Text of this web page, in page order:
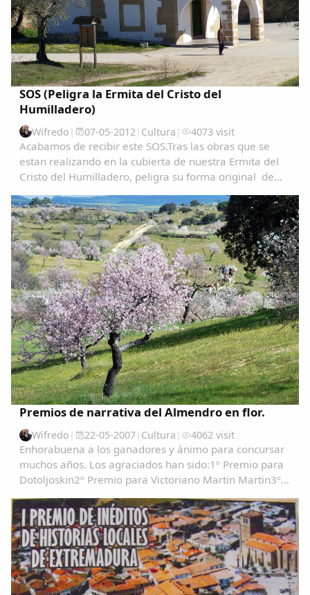
SOS (Peligra la Ermita del Cristo del
Humilladero)
Wifredo | 07-05-2012 | Cultura | 4073 visit
Acabamos de recibir este SOS.Tras las obras que se
estan realizando en la cubierta de nuestra Ermita del
Cristo del Humilladero, peligra su forma original de
interes, tanto Patrimonial como Espiritual...
Premios de narrativa del Almendro en flor.
Wifredo | 22-05-2007| Cultura | 4062 visit
Enhorabuena a los ganadores y ánimo para concursar
muchos años. Los agraciados han sido:1º Premio para
Dotoljoskin2º Premio para Victoriano Martin Martin3º
Clasificado Gondola PRIMER PREMIO....